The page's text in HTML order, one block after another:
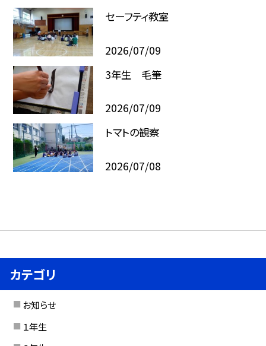
セーフティ教室
2026/07/09
3年生 毛筆
2026/07/09
トマトの観察
2026/07/08
カテゴリ
お知らせ
１年生